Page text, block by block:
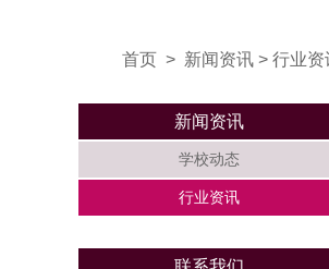
首页 > 新闻资讯 > 行业资
新闻资讯
学校动态
行业资讯